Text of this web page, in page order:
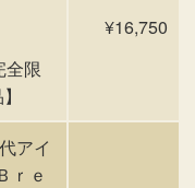
全限
¥16,750
アイ
ｒｅ